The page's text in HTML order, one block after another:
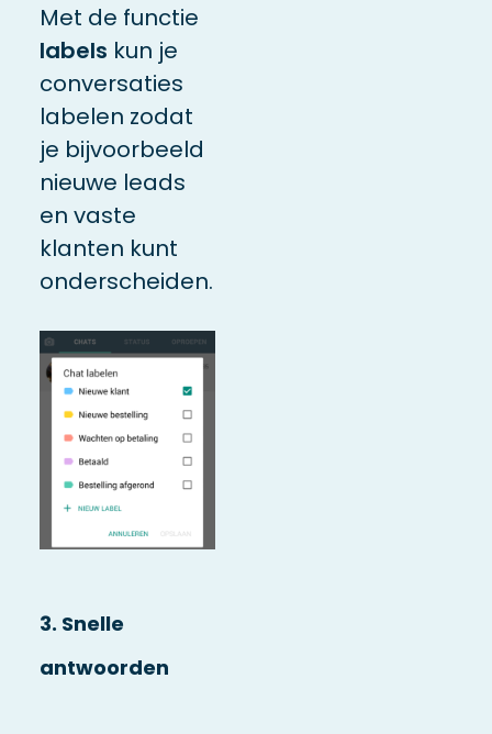
Met de functie
labels kun je
conversaties
labelen zodat
je bijvoorbeeld
nieuwe leads
en vaste
klanten kunt
onderscheiden.
3. Snelle
antwoorden